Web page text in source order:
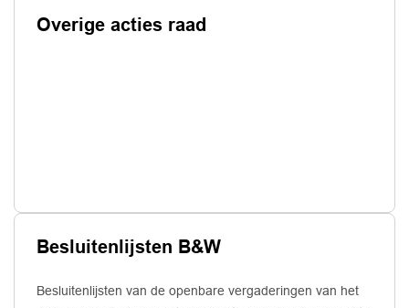
Overige acties raad
Besluitenlijsten B&W
Besluitenlijsten van de openbare vergaderingen van het